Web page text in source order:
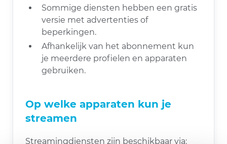
Sommige diensten hebben een gratis
versie met advertenties of
beperkingen.
Afhankelijk van het abonnement kun
je meerdere profielen en apparaten
gebruiken.
Op welke apparaten kun je
streamen
Streamingdiensten zijn beschikbaar via: